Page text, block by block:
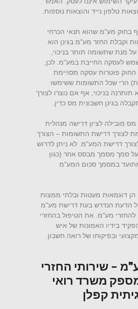
טלפון נייד והוצאות נוספות.
בחוק מע"מ שהוא תנאי הכרחי
וקבלת החזר מע"מ בגינן הוא
מנת שתשומה תותר בניכוי,
לעסקה החייבת במע"מ. לכן,
החוק פוטרות עסקה מסויימת
הרי שכל התשומות ששימשו
בניכוי, אף אם נוצרו לצורך
בגינן חשבונית מס כדין.
מובילה לציון דרישה מנהלית
לצורך דרישת התשומות – הצורך
דרישת המע"מ. לא ניתן לדרוש
סמך מסמך מבסס אחר (כגון
במסמך סכום המע"מ
הן דוגמאות מעטות ובלתי ממצות
הדעת הנדרש בעת דרישת מע"מ
מע"מ. את הטיפול בהחזרי
בידיו האמונות של איש
ובפיקוחו של רואה חשבון.
– שירותי החזרי
משרד רואי
קפלן